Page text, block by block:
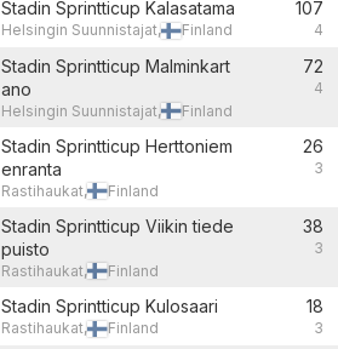
Stadin Sprintticup Kalasatama
Helsingin Suunnistajat, Finland
107
4
Stadin Sprintticup Malminkart
ano
Helsingin Suunnistajat, Finland
72
4
Stadin Sprintticup Herttoniem
enranta
Rastihaukat, Finland
26
3
Stadin Sprintticup Viikin tiede
puisto
Rastihaukat, Finland
38
3
Stadin Sprintticup Kulosaari
Rastihaukat, Finland
18
3